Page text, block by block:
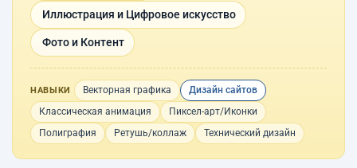
Иллюстрация и Цифровое искусство
Фото и Контент
НАВЫКИ Векторная графика
Дизайн сайтов
Классическая анимация
Пиксел-арт/Иконки
Полиграфия
Ретушь/коллаж Технический дизайн